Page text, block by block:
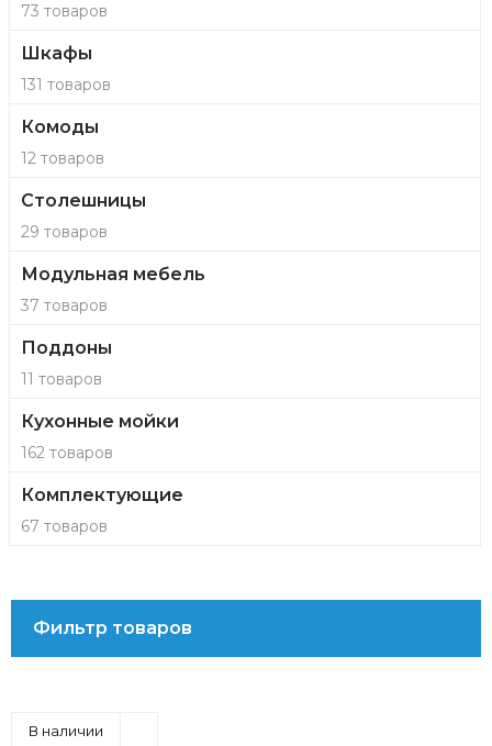
73 товаров
Шкафы
131 товаров
Комоды
12 товаров
Столешницы
29 товаров
Модульная мебель
37 товаров
Поддоны
11 товаров
Кухонные мойки
162 товаров
Комплектующие
67 товаров
Фильтр товаров
В наличии